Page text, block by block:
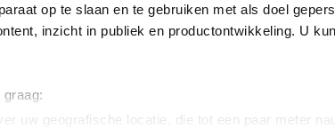
op te slaan en te gebruiken met als doel
inzicht in publiek en productontwikkeling. U
uw geografische locatie, die tot een paar meter